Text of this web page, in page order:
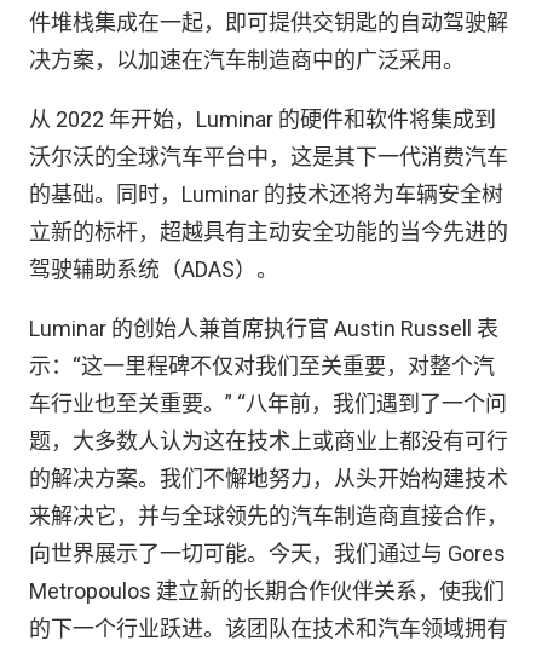
件堆栈集成在一起，即可提供交钥匙的自动驾驶解
决方案，以加速在汽车制造商中的广泛采用。
从 2022 年开始，Luminar 的硬件和软件将集成到
沃尔沃的全球汽车平台中，这是其下一代消费汽车
的基础。同时，Luminar 的技术还将为车辆安全树
立新的标杆，超越具有主动安全功能的当今先进的
驾驶辅助系统（ADAS）。
Luminar 的创始人兼首席执行官 Austin Russell 表
示：“这一里程碑不仅对我们至关重要，对整个汽
车行业也至关重要。” “八年前，我们遇到了一个问
题，大多数人认为这在技术上或商业上都没有可行
的解决方案。我们不懈地努力，从头开始构建技术
来解决它，并与全球领先的汽车制造商直接合作，
向世界展示了一切可能。今天，我们通过与 Gores
Metropoulos 建立新的长期合作伙伴关系，使我们
的下一个行业跃进。该团队在技术和汽车领域拥有